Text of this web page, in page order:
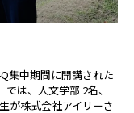
集中期間に開講された
は、人文学部 2名、
が株式会社アイリーさ